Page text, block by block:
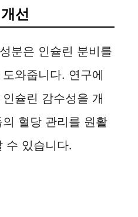
선
분은 인슐린 분비를
와줍니다. 연구에
슐린 감수성을 개
혈당 관리를 원활
수 있습니다.